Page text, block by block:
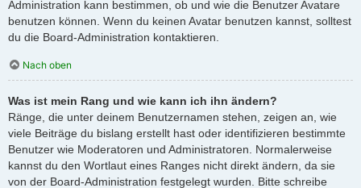
Administration kann bestimmen, ob und wie die Benutzer Avatare
benutzen können. Wenn du keinen Avatar benutzen kannst, solltest
du die Board-Administration kontaktieren.
Nach oben
Was ist mein Rang und wie kann ich ihn ändern?
Ränge, die unter deinem Benutzernamen stehen, zeigen an, wie
viele Beiträge du bislang erstellt hast oder identifizieren bestimmte
Benutzer wie Moderatoren und Administratoren. Normalerweise
kannst du den Wortlaut eines Ranges nicht direkt ändern, da sie
von der Board-Administration festgelegt wurden. Bitte schreibe